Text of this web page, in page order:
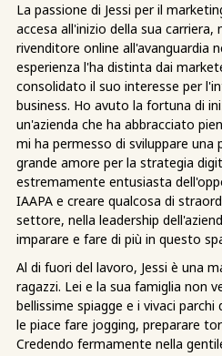
La passione di Jessi per il
accesa all'inizio della sua carriera,
rivenditore online all'avanguardia
esperienza l'ha distinta dai
consolidato il suo interesse per
business. Ho avuto la fortuna di
un'azienda che ha abbracciato
mi ha permesso di sviluppare
grande amore per la strategia
estremamente entusiasta
IAAPA e creare qualcosa di
settore, nella leadership
imparare e fare di più in questo
Al di fuori del lavoro, Jessi è una
ragazzi. Lei e la sua famiglia non
bellissime spiagge e i vivaci
le piace fare jogging, preparare
Credendo fermamente nella